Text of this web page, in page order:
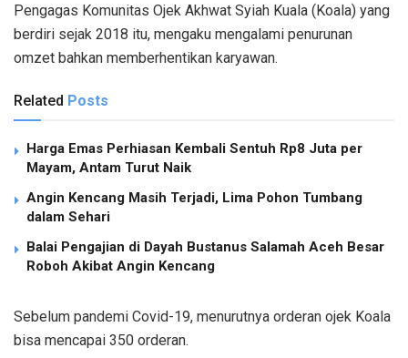
Pengagas Komunitas Ojek Akhwat Syiah Kuala (Koala) yang
berdiri sejak 2018 itu, mengaku mengalami penurunan
omzet bahkan memberhentikan karyawan.
Related Posts
Harga Emas Perhiasan Kembali Sentuh Rp8 Juta per
Mayam, Antam Turut Naik
Angin Kencang Masih Terjadi, Lima Pohon Tumbang
dalam Sehari
Balai Pengajian di Dayah Bustanus Salamah Aceh Besar
Roboh Akibat Angin Kencang
Sebelum pandemi Covid-19, menurutnya orderan ojek Koala
bisa mencapai 350 orderan.